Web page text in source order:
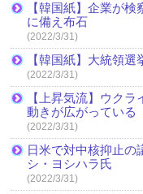
【韓国紙】企業が
に備え布石
(2022/3/31)
【韓国紙】大統領
(2022/3/31)
【上昇気流】ウク
動きが広がっている
(2022/3/31)
日米で対中核抑止の
シ・ヨシハラ氏
(2022/3/31)